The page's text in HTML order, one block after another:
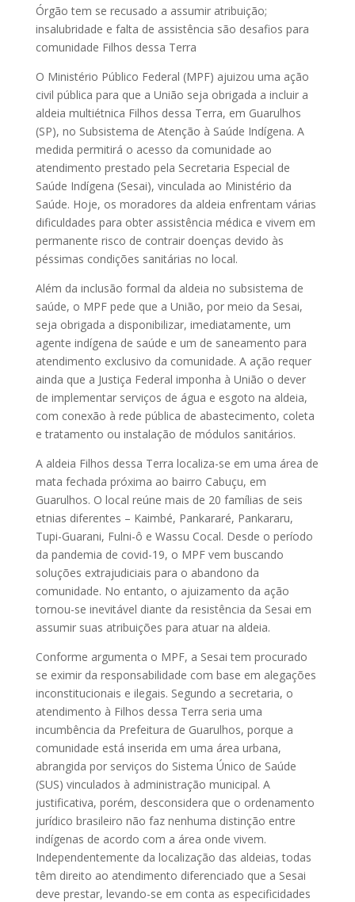
Órgão tem se recusado a assumir atribuição;
insalubridade e falta de assistência são desafios para
comunidade Filhos dessa Terra
O Ministério Público Federal (MPF) ajuizou uma ação
civil pública para que a União seja obrigada a incluir a
aldeia multiétnica Filhos dessa Terra, em Guarulhos
(SP), no Subsistema de Atenção à Saúde Indígena. A
medida permitirá o acesso da comunidade ao
atendimento prestado pela Secretaria Especial de
Saúde Indígena (Sesai), vinculada ao Ministério da
Saúde. Hoje, os moradores da aldeia enfrentam várias
dificuldades para obter assistência médica e vivem em
permanente risco de contrair doenças devido às
péssimas condições sanitárias no local.
Além da inclusão formal da aldeia no subsistema de
saúde, o MPF pede que a União, por meio da Sesai,
seja obrigada a disponibilizar, imediatamente, um
agente indígena de saúde e um de saneamento para
atendimento exclusivo da comunidade. A ação requer
ainda que a Justiça Federal imponha à União o dever
de implementar serviços de água e esgoto na aldeia,
com conexão à rede pública de abastecimento, coleta
e tratamento ou instalação de módulos sanitários.
A aldeia Filhos dessa Terra localiza-se em uma área de
mata fechada próxima ao bairro Cabuçu, em
Guarulhos. O local reúne mais de 20 famílias de seis
etnias diferentes – Kaimbé, Pankararé, Pankararu,
Tupi-Guarani, Fulni-ô e Wassu Cocal. Desde o período
da pandemia de covid-19, o MPF vem buscando
soluções extrajudiciais para o abandono da
comunidade. No entanto, o ajuizamento da ação
tornou-se inevitável diante da resistência da Sesai em
assumir suas atribuições para atuar na aldeia.
Conforme argumenta o MPF, a Sesai tem procurado
se eximir da responsabilidade com base em alegações
inconstitucionais e ilegais. Segundo a secretaria, o
atendimento à Filhos dessa Terra seria uma
incumbência da Prefeitura de Guarulhos, porque a
comunidade está inserida em uma área urbana,
abrangida por serviços do Sistema Único de Saúde
(SUS) vinculados à administração municipal. A
justificativa, porém, desconsidera que o ordenamento
jurídico brasileiro não faz nenhuma distinção entre
indígenas de acordo com a área onde vivem.
Independentemente da localização das aldeias, todas
têm direito ao atendimento diferenciado que a Sesai
deve prestar, levando-se em conta as especificidades